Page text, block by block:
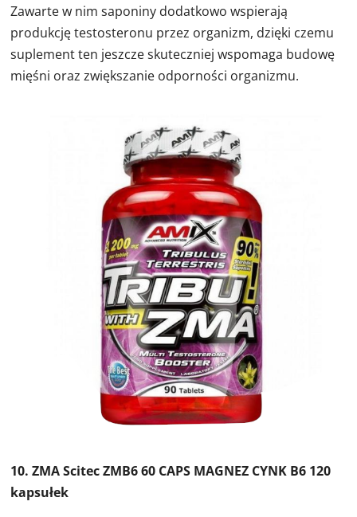
Zawarte w nim saponiny dodatkowo wspierają
produkcję testosteronu przez organizm, dzięki czemu
suplement ten jeszcze skuteczniej wspomaga budowę
mięśni oraz zwiększanie odporności organizmu.
10. ZMA Scitec ZMB6 60 CAPS MAGNEZ CYNK B6 120
kapsułek